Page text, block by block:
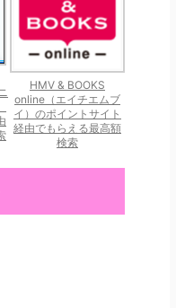
HMV & BOOKS
online（エイチエムブ
イ）のポイントサイト
経由でもらえる最高額
検索